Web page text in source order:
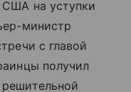
США на уступки
министр
с главой
получил